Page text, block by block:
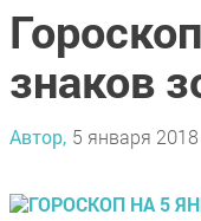
знаков
Автор, 5 января